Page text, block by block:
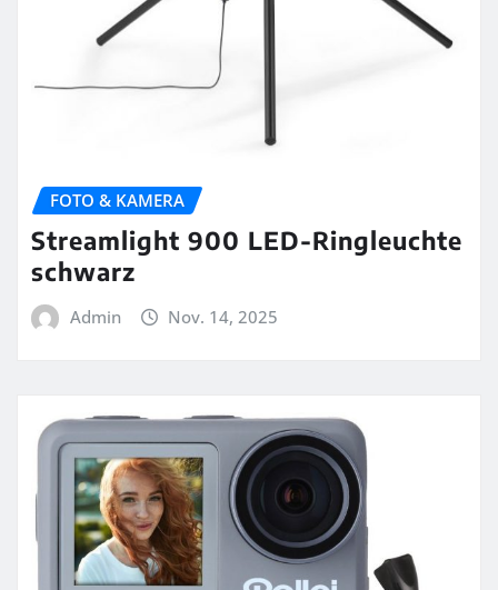
FOTO & KAMERA
Streamlight 900 LED-Ringleuchte
schwarz
Admin Nov. 14, 2025